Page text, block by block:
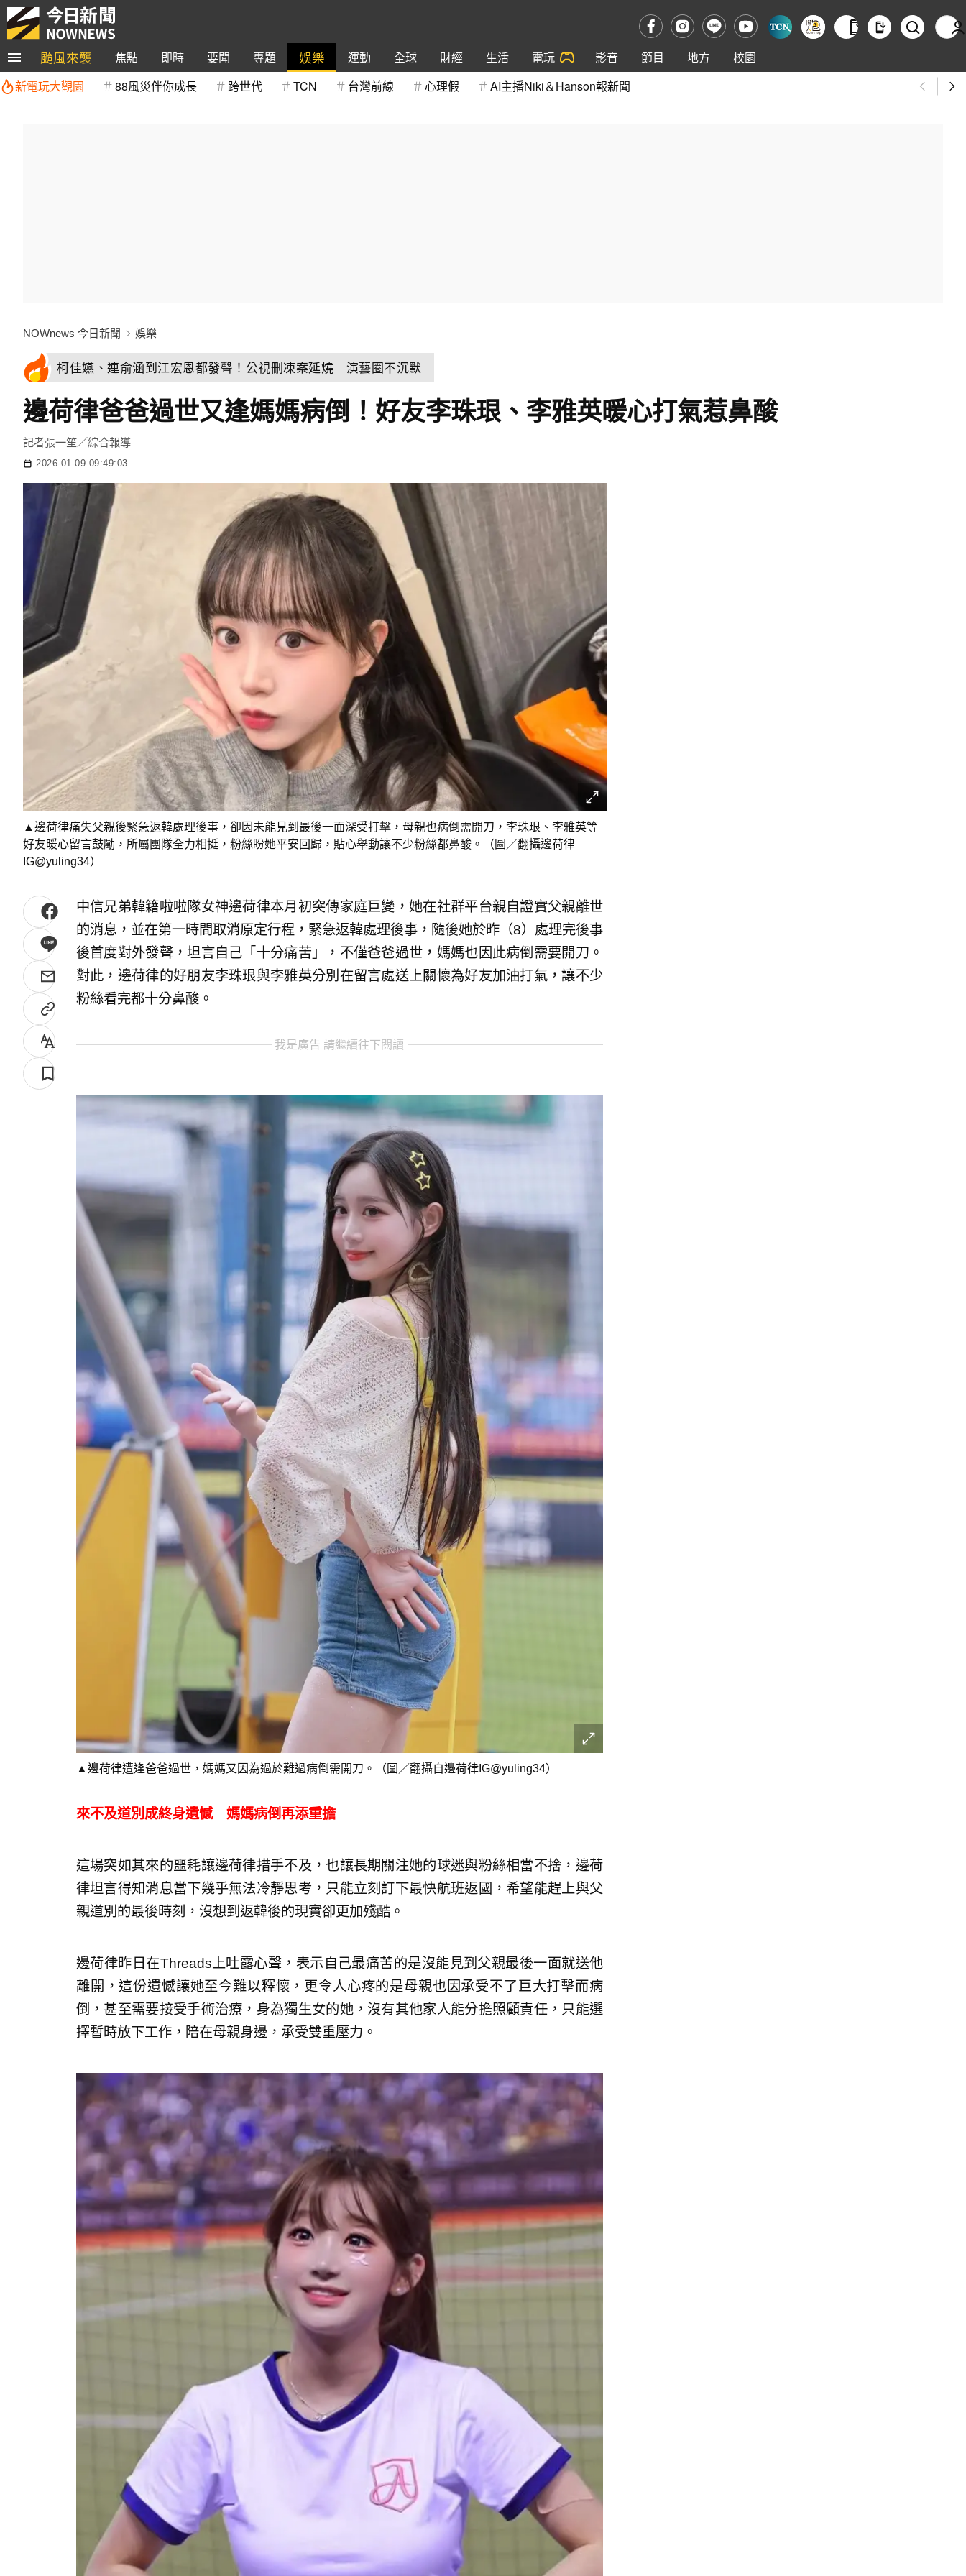
颱風來襲 焦點 即時 要聞 專題 娛樂 運動 全球 財經 生活 電玩 影音 節目 地方
校園
新電玩大觀園
88風災伴你成長 跨世代 TCN 台灣前線 心理假 AI主播Niki＆Hanson報新聞
NOWnews 今日新聞 娛樂
柯佳嬿、連俞涵到江宏恩都發聲！公視刪凍案延燒 演藝圈不沉默
邊荷律爸爸過世又逢媽媽病倒！好友李珠珢、李雅英暖心打氣惹鼻酸
記者張一笙／綜合報導
2026-01-09 09:49:03
▲邊荷律痛失父親後緊急返韓處理後事，卻因未能見到最後一面深受打擊，母親也病倒需開刀，李珠珢、李雅英等
好友暖心留言鼓勵，所屬團隊全力相挺，粉絲盼她平安回歸，貼心舉動讓不少粉絲都鼻酸。（圖／翻攝邊荷律
IG@yuling34）
中信兄弟韓籍啦啦隊女神邊荷律本月初突傳家庭巨變，她在社群平台親自證實父親離世
的消息，並在第一時間取消原定行程，緊急返韓處理後事，隨後她於昨（8）處理完後事
後首度對外發聲，坦言自己「十分痛苦」，不僅爸爸過世，媽媽也因此病倒需要開刀。
對此，邊荷律的好朋友李珠珢與李雅英分別在留言處送上關懷為好友加油打氣，讓不少
粉絲看完都十分鼻酸。
我是廣告 請繼續往下閱讀
▲邊荷律遭逢爸爸過世，媽媽又因為過於難過病倒需開刀。（圖／翻攝自邊荷律IG@yuling34）
來不及道別成終身遺憾 媽媽病倒再添重擔
這場突如其來的噩耗讓邊荷律措手不及，也讓長期關注她的球迷與粉絲相當不捨，邊荷
律坦言得知消息當下幾乎無法冷靜思考，只能立刻訂下最快航班返國，希望能趕上與父
親道別的最後時刻，沒想到返韓後的現實卻更加殘酷。
邊荷律昨日在Threads上吐露心聲，表示自己最痛苦的是沒能見到父親最後一面就送他
離開，這份遺憾讓她至今難以釋懷，更令人心疼的是母親也因承受不了巨大打擊而病
倒，甚至需要接受手術治療，身為獨生女的她，沒有其他家人能分擔照顧責任，只能選
擇暫時放下工作，陪在母親身邊，承受雙重壓力。